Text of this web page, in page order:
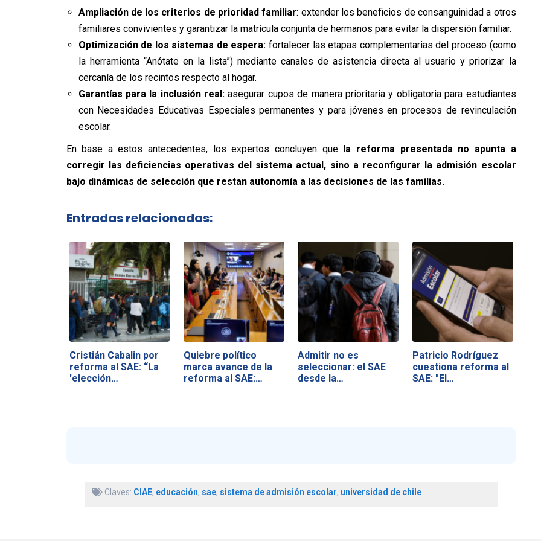
Ampliación de los criterios de prioridad familiar: extender los beneficios de consanguinidad a otros
familiares convivientes y garantizar la matrícula conjunta de hermanos para evitar la dispersión familiar.
Optimización de los sistemas de espera: fortalecer las etapas complementarias del proceso (como
la herramienta “Anótate en la lista”) mediante canales de asistencia directa al usuario y priorizar la
cercanía de los recintos respecto al hogar.
Garantías para la inclusión real: asegurar cupos de manera prioritaria y obligatoria para estudiantes
con Necesidades Educativas Especiales permanentes y para jóvenes en procesos de revinculación
escolar.
En base a estos antecedentes, los expertos concluyen quela reforma presentada no apunta a
corregir las deficiencias operativas del sistema actual, sino a reconfigurar la admisión escolar
bajo dinámicas de selección que restan autonomía a las decisiones de las familias.
Entradas relacionadas:
Cristián Cabalin por
reforma al SAE: “La
'elección…
Quiebre político
marca avance de la
reforma al SAE:…
Admitir no es
seleccionar: el SAE
desde la…
Patricio Rodríguez
cuestiona reforma al
SAE: "El…
Claves: CIAE, educación, sae, sistema de admisión escolar, universidad de chile